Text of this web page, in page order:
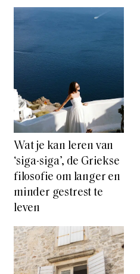
Wat je kan leren van
‘siga-siga’, de Griekse
filosofie om langer en
minder gestrest te
leven